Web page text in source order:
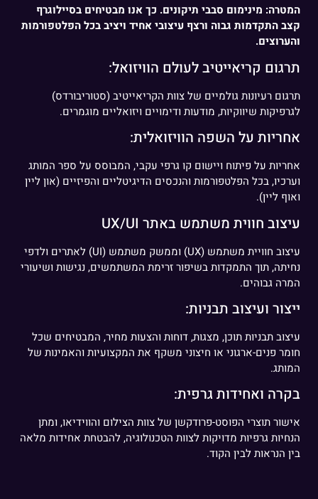
המטרה: מינימום סבבי תיקונים. כך אנו מבטיחים בסיילוגרף
קצב התקדמות גבוה ורצף עיצובי אחיד ויציב בכל הפלטפורמות
והערוצים.
תרגום קריאייטיב לעולם הוויזואל:
תרגום רעיונות גולמיים של צוות הקריאייטיב (סטוריבורדס)
לגרפיקות שיווקיות, מודעות ודימויים ויזואליים מוגמרים.
אחריות על השפה הוויזואלית:
אחריות על פיתוח ויישום קו גרפי עקבי, המבוסס על ספר המותג
וערכיו, בכל הפלטפורמות והנכסים הדיגיטליים והפיזיים (און ליין
ואוף ליין).
עיצוב חווית משתמש באתר UX/UI
עיצוב חוויית משתמש (UX) וממשק משתמש (UI) לאתרים ולדפי
נחיתה, תוך התמקדות בשיפור זרימת המשתמשים, נגישות ושיעורי
המרה גבוהים.
ייצור ועיצוב תבניות:
עיצוב תבניות תוכן, מצגות, דוחות והצעות מחיר, המבטיחים שכל
חומר פנים-ארגוני או חיצוני משקף את המקצועיות והאמינות של
המותג.
בקרה ואחידות גרפית:
אישור תוצרי הפוסט-פרודקשן של צוות הצילום והווידיאו, ומתן
הנחיות גרפיות מדויקות לצוות הטכנולוגיה, להבטחת אחידות מלאה
בין הנראות לבין הקוד.